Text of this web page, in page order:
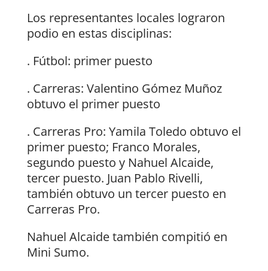
Los representantes locales lograron
podio en estas disciplinas:
. Fútbol: primer puesto
. Carreras: Valentino Gómez Muñoz
obtuvo el primer puesto
. Carreras Pro: Yamila Toledo obtuvo el
primer puesto; Franco Morales,
segundo puesto y Nahuel Alcaide,
tercer puesto. Juan Pablo Rivelli,
también obtuvo un tercer puesto en
Carreras Pro.
Nahuel Alcaide también compitió en
Mini Sumo.